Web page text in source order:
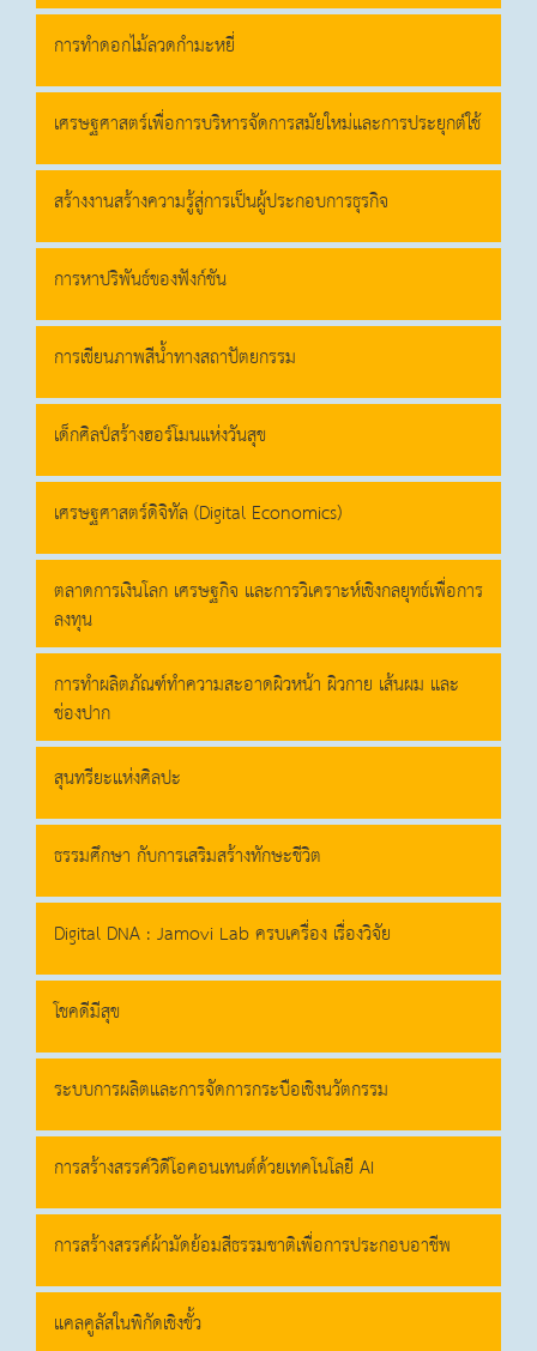
การทำดอกไม้ลวดกำมะหยี่
เศรษฐศาสตร์เพื่อการบริหารจัดการสมัยใหม่และการประยุกต์ใช้
สร้างงานสร้างความรู้สู่การเป็นผู้ประกอบการธุรกิจ
การหาปริพันธ์ของฟังก์ชัน
การเขียนภาพสีน้ำทางสถาปัตยกรรม
เด็กศิลป์สร้างฮอร์โมนแห่งวันสุข
เศรษฐศาสตร์ดิจิทัล (Digital Economics)
ตลาดการเงินโลก เศรษฐกิจ และการวิเคราะห์เชิงกลยุทธ์เพื่อการ
ลงทุน
การทำผลิตภัณฑ์ทำความสะอาดผิวหน้า ผิวกาย เส้นผม และ
ช่องปาก
สุนทรียะแห่งศิลปะ
ธรรมศึกษา กับการเสริมสร้างทักษะชีวิต
Digital DNA : Jamovi Lab ครบเครื่อง เรื่องวิจัย
โชคดีมีสุข
ระบบการผลิตและการจัดการกระบือเชิงนวัตกรรม
การสร้างสรรค์วิดีโอคอนเทนต์ด้วยเทคโนโลยี AI
การสร้างสรรค์ผ้ามัดย้อมสีธรรมชาติเพื่อการประกอบอาชีพ
แคลคูลัสในพิกัดเชิงขั้ว